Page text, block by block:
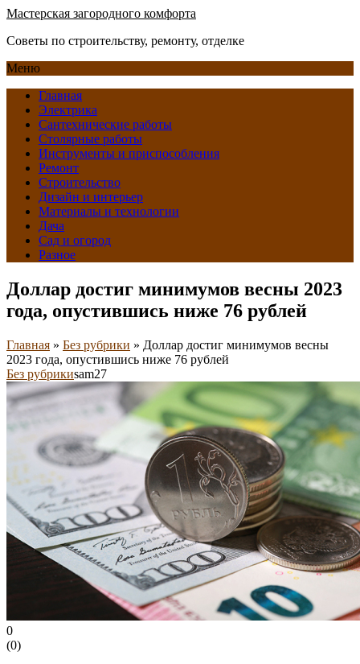
Мастерская загородного комфорта
Советы по строительству, ремонту, отделке
Меню
Главная
Электрика
Сантехнические работы
Столярные работы
Инструменты и приспособления
Ремонт
Строительство
Дизайн и интерьер
Материалы и технологии
Дача
Сад и огород
Разное
Доллар достиг минимумов весны 2023
года, опустившись ниже 76 рублей
Главная » Без рубрики » Доллар достиг минимумов весны
2023 года, опустившись ниже 76 рублей
Без рубрикиsam27
0
(0)